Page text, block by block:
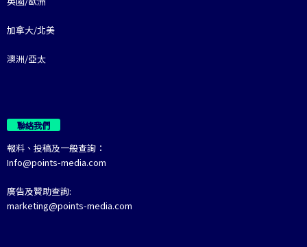
加拿大/北美
澳洲/亞太
聯絡我們
報料、投稿及一般查詢：
Info@points-media.com
廣告及贊助查詢:
marketing@points-media.com